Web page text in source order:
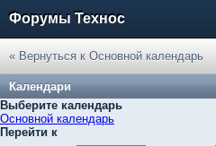
Форумы Технос
« Вернуться к Основной календарь
Календари
Выберите календарь
Основной календарь
Перейти к